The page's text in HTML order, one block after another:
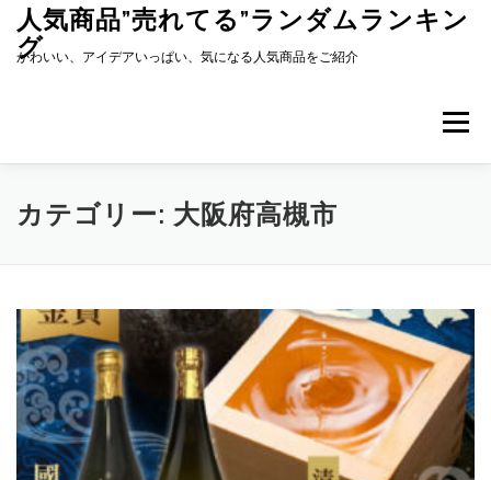
キ
人気商品”売れてる”ランダムランキン
グ
かわいい、アイデアいっぱい、気になる人気商品をご紹介
メニュー
カテゴリー: 大阪府高槻市